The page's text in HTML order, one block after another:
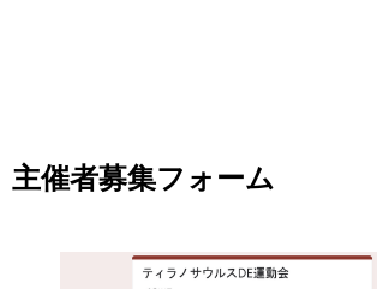
主催者募集フォーム